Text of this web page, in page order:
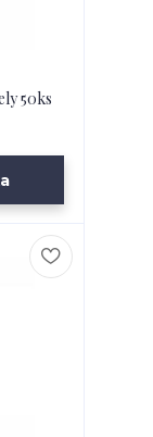
50ks